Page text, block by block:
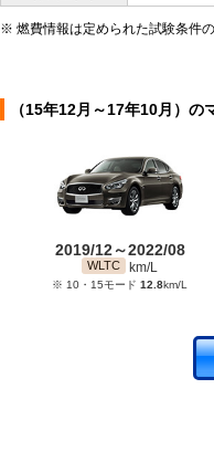
※ 燃費情報は定められた試験条件
（15年12月～17年10月）の
2019/12～2022/08
WLTC km/L
※ 10・15モード 12.8km/L